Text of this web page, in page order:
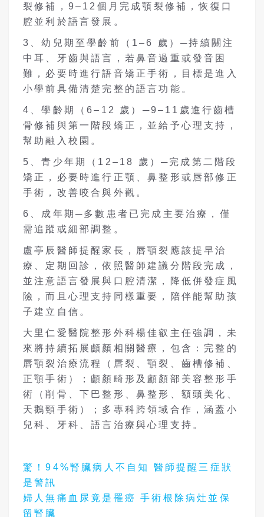
裂修補，9–12個月完成顎裂修補，恢復口
腔並利於語言發展。
3、幼兒期至學齡前（1–6 歲）─持續關注
中耳、牙齒與語言，若鼻音過重或發音困
難，必要時進行語音矯正手術，目標是進入
小學前具備清楚完整的語言功能。
4、學齡期（6–12 歲）─9–11歲進行齒槽
骨修補與第一階段矯正，並給予心理支持，
幫助融入校園。
5、青少年期（12–18 歲）─完成第二階段
矯正，必要時進行正顎、鼻整形或唇部修正
手術，改善咬合與外觀。
6、成年期─多數患者已完成主要治療，僅
需追蹤或細部調整。
盧亭辰醫師提醒家長，唇顎裂應該提早治
療、定期回診，依照醫師建議分階段完成，
並注意語言發展與口腔清潔，降低併發症風
險，而且心理支持同樣重要，陪伴能幫助孩
子建立自信。
大里仁愛醫院整形外科楊佳叡主任強調，未
來將持續拓展顱顏相關醫療，包含：完整的
唇顎裂治療流程（唇裂、顎裂、齒槽修補、
正顎手術）；顱顏畸形及顱顏部美容整形手
術（削骨、下巴整形、鼻整形、額頭美化、
天鵝頸手術）；多專科跨領域合作，涵蓋小
兒科、牙科、語言治療與心理支持。
驚！94%腎臟病人不自知 醫師提醒三症狀
是警訊
婦人無痛血尿竟是罹癌 手術根除病灶並保
留腎臟